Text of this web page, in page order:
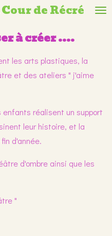
de Récré
à créer ....
les arts plastiques, la
et des ateliers " j'aime
réalisent un support
leur histoire, et la
d'année.
d'ombre ainsi que les
"